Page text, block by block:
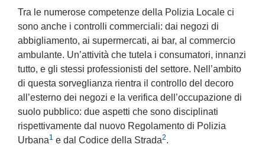
Tra le numerose competenze della Polizia Locale ci
sono anche i controlli commerciali: dai negozi di
abbigliamento, ai supermercati, ai bar, al commercio
ambulante. Un’attività che tutela i consumatori, innanzi
tutto, e gli stessi professionisti del settore. Nell’ambito
di questa sorveglianza rientra il controllo del decoro
all’esterno dei negozi e la verifica dell’occupazione di
suolo pubblico: due aspetti che sono disciplinati
rispettivamente dal nuovo Regolamento di Polizia
Urbana1 e dal Codice della Strada2.